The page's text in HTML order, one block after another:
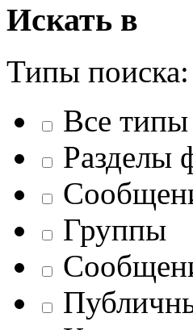
Искать в
Типы поиска:
Все типы
Разделы
Группы